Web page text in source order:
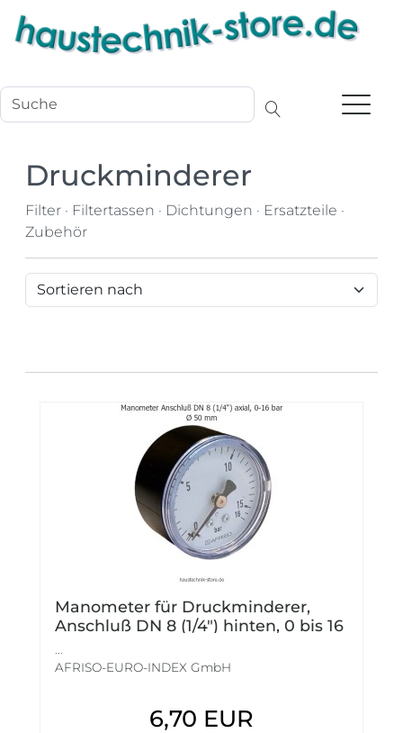
Navigation
Druckminderer
Filter · Filtertassen · Dichtungen · Ersatzteile ·
Zubehör
Manometer für Druckminderer,
Anschluß DN 8 (1/4") hinten, 0 bis 16
AFRISO-EURO-INDEX GmbH
6,70 EUR